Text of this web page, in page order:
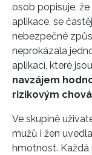
osob popisuje,
aplikace, se
nebezpečné
neprokázala
aplikací, které
navzájem
rizikovým
Ve skupině
mužů i žen
hmotnost.